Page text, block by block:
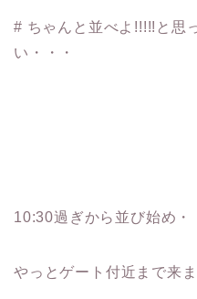
# ちゃんと並べよ!!!!!と思
い・・・
10:30過ぎから並び始め
やっとゲート付近まで来